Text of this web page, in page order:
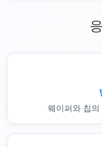
웨이퍼와 칩